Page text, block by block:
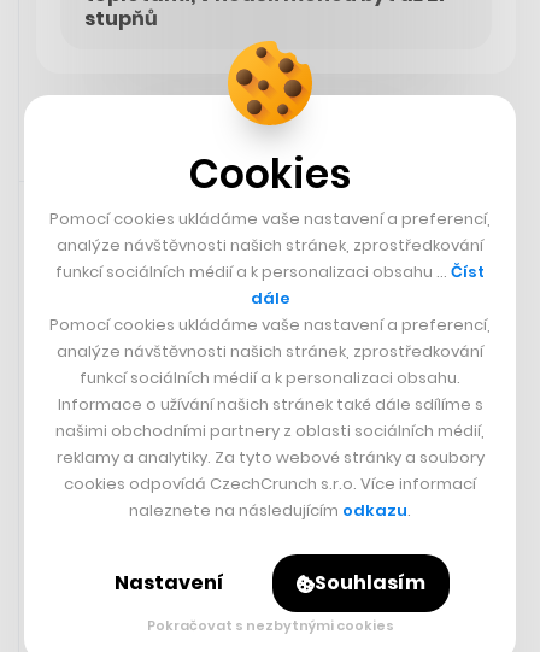
stupňů
Startup Vividbooks udělal krok zpět,
jeho učebnice dnes využívá 700 škol
Cookies
Pomocí cookies ukládáme vaše nastavení a preferencí,
analýze návštěvnosti našich stránek, zprostředkování
funkcí sociálních médií a k personalizaci obsahu … Číst
dále
Pomocí cookies ukládáme vaše nastavení a preferencí,
analýze návštěvnosti našich stránek, zprostředkování
funkcí sociálních médií a k personalizaci obsahu.
Informace o užívání našich stránek také dále sdílíme s
našimi obchodními partnery z oblasti sociálních médií,
reklamy a analytiky. Za tyto webové stránky a soubory
cookies odpovídá CzechCrunch s.r.o. Více informací
naleznete na následujícím odkazu.
Nastavení Souhlasím
Pokračovat s nezbytnými cookies